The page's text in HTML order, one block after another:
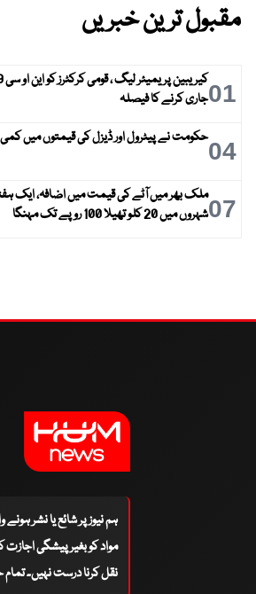
مقبول ترین خبریں
01جاری کرنے کا فیصلہ
04حکومت نے پیٹرول اور ڈیزل کی قیمتوں میں
07ملک بھر میں آٹے کی قیمت میں اضافہ، ایک
شہروں میں 20 کلو تھیلا 100 روپے تک مہنگا
ہم نیوز پر شائع یا نشر
مواد کو بغیر پیشگی
نقل کرنا درست نہیں۔ تمام